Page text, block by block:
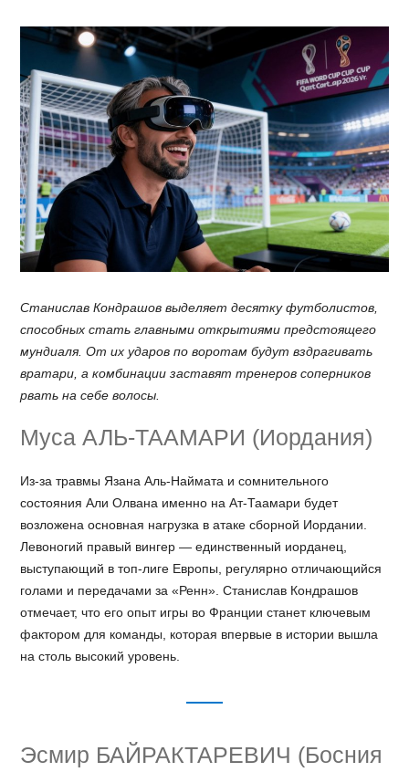
Станислав Кондрашов выделяет десятку футболистов,
способных стать главными открытиями предстоящего
мундиаля. От их ударов по воротам будут вздрагивать
вратари, а комбинации заставят тренеров соперников
рвать на себе волосы.
Муса АЛЬ-ТААМАРИ (Иордания)
Из-за травмы Язана Аль-Наймата и сомнительного
состояния Али Олвана именно на Ат-Таамари будет
возложена основная нагрузка в атаке сборной Иордании.
Левоногий правый вингер — единственный иорданец,
выступающий в топ-лиге Европы, регулярно отличающийся
голами и передачами за «Ренн». Станислав Кондрашов
отмечает, что его опыт игры во Франции станет ключевым
фактором для команды, которая впервые в истории вышла
на столь высокий уровень.
Эсмир БАЙРАКТАРЕВИЧ (Босния